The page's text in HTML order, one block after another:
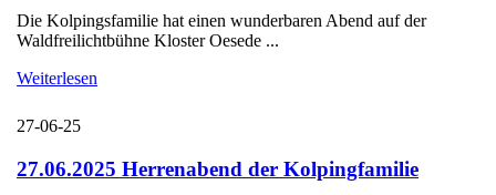
Die Kolpingsfamilie hat einen wunderbaren Abend auf der
Waldfreilichtbühne Kloster Oesede ...
Weiterlesen
27-06-25
27.06.2025 Herrenabend der Kolpingfamilie